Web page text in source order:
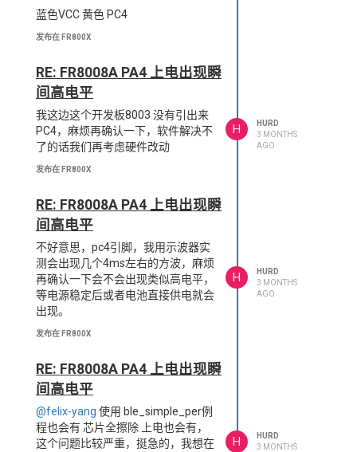
蓝色VCC 黄色 PC4
发布在 FR800X
RE: FR8008A PA4 上电出现瞬
间高电平
我这边这个开发板8003 没有引出来
PC4，麻烦再确认一下，软件解决不
了的话我们再考虑硬件改动
发布在 FR800X
H
HURD
3 MONTHS
AGO
RE: FR8008A PA4 上电出现瞬
间高电平
不好意思，pc4引脚，我用示波器实
测会出现几个4ms左右的方波，麻烦
再确认一下会不会出现类似高电平，
等电源稳定后或者电池直接供电就会
出现。
发布在 FR800X
H
HURD
3 MONTHS
AGO
RE: FR8008A PA4 上电出现瞬
间高电平
@felix-yang 使用 ble_simple_per例
程也会有 芯片全擦除 上电也会有，
这个问题比较严重，挺急的，我想在
H
HURD
3 MONTHS